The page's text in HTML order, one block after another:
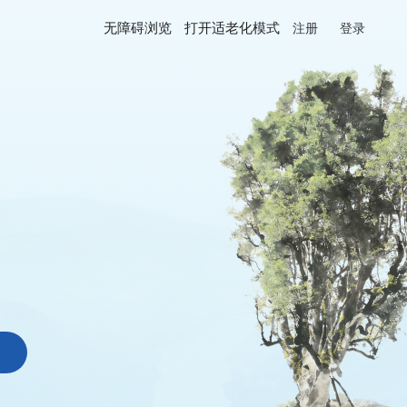
无障碍浏览 打开适老化模式 注册 登录